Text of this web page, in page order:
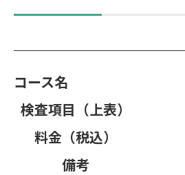
コース名
検査項目（上表）
料金（税込）
備考